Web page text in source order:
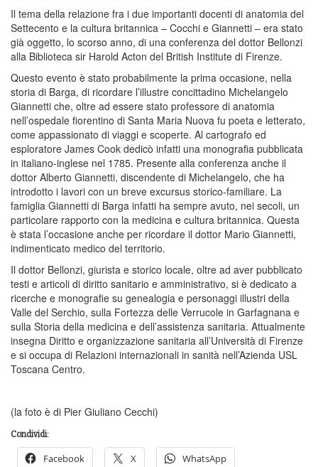
Il tema della relazione fra i due importanti docenti di anatomia del
Settecento e la cultura britannica – Cocchi e Giannetti – era stato
già oggetto, lo scorso anno, di una conferenza del dottor Bellonzi
alla Biblioteca sir Harold Acton del British Institute di Firenze.
Questo evento è stato probabilmente la prima occasione, nella
storia di Barga, di ricordare l’illustre concittadino Michelangelo
Giannetti che, oltre ad essere stato professore di anatomia
nell’ospedale fiorentino di Santa Maria Nuova fu poeta e letterato,
come appassionato di viaggi e scoperte. Al cartografo ed
esploratore James Cook dedicò infatti una monografia pubblicata
in italiano-inglese nel 1785. Presente alla conferenza anche il
dottor Alberto Giannetti, discendente di Michelangelo, che ha
introdotto i lavori con un breve excursus storico-familiare. La
famiglia Giannetti di Barga infatti ha sempre avuto, nei secoli, un
particolare rapporto con la medicina e cultura britannica. Questa
è stata l’occasione anche per ricordare il dottor Mario Giannetti,
indimenticato medico del territorio.
Il dottor Bellonzi, giurista e storico locale, oltre ad aver pubblicato
testi e articoli di diritto sanitario e amministrativo, si è dedicato a
ricerche e monografie su genealogia e personaggi illustri della
Valle del Serchio, sulla Fortezza delle Verrucole in Garfagnana e
sulla Storia della medicina e dell’assistenza sanitaria. Attualmente
insegna Diritto e organizzazione sanitaria all’Università di Firenze
e si occupa di Relazioni internazionali in sanità nell’Azienda USL
Toscana Centro.
(la foto è di Pier Giuliano Cecchi)
Condividi:
Facebook X WhatsApp